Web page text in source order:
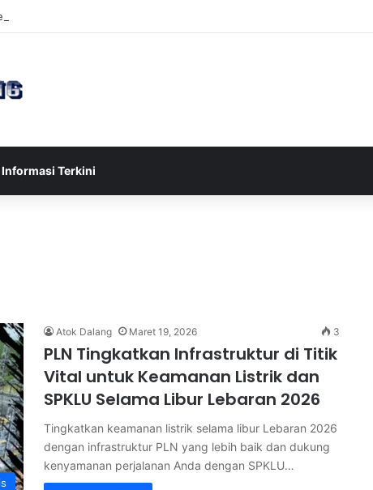
U-17 Tereliminasi, Berikut 4 Tim Lolos ke Semifinal Piala AFF U-17 2026
Informasi Terkini
Atok Dalang Maret 19, 2026 3
PLN Tingkatkan Infrastruktur di Titik
Vital untuk Keamanan Listrik dan
SPKLU Selama Libur Lebaran 2026
Tingkatkan keamanan listrik selama libur Lebaran 2026
dengan infrastruktur PLN yang lebih baik dan dukung
kenyamanan perjalanan Anda dengan SPKLU…